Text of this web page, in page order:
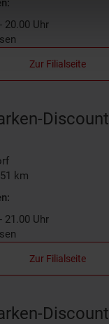
20.00 Uhr
Zur Filialseite
Discount
km
21.00 Uhr
Zur Filialseite
Discount